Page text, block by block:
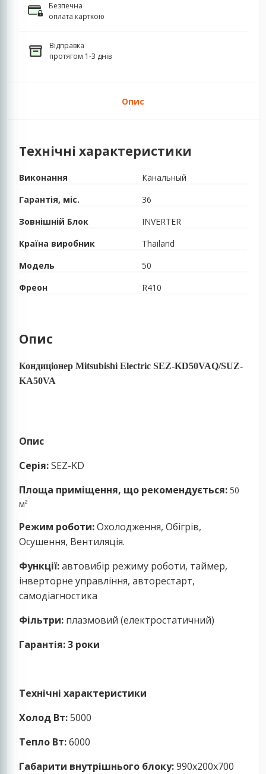
Безпечна
оплата карткою
Відправка
протягом 1-3 днів
Опис
Технічні характеристики
Виконання
Канальный
Гарантія, міс.
36
Зовнішній Блок
INVERTER
Країна виробник
Thailand
Модель
50
Фреон
R410
Опис
Кондиціонер Mitsubishi Electric SEZ-KD50VAQ/SUZ-
KA50VA
Опис
Серія:SEZ-KD
Площа приміщення, що рекомендується: 50
м²
Режим роботи:Охолодження, Обігрів,
Осушення, Вентиляція.
Функції:автовибір режиму роботи, таймер,
інверторне управління, авторестарт,
самодіагностика
Фільтри: плазмовий (електростатичний)
Гарантія: 3 роки
Технічні характеристики
Холод Вт:5000
Тепло Вт:6000
Габарити внутрішнього блоку:990x200x700